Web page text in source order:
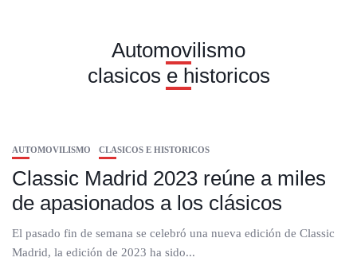
Automovilismo
clasicos e historicos
AUTOMOVILISMO CLASICOS E HISTORICOS
Classic Madrid 2023 reúne a miles
de apasionados a los clásicos
El pasado fin de semana se celebró una nueva edición de Classic
Madrid, la edición de 2023 ha sido...